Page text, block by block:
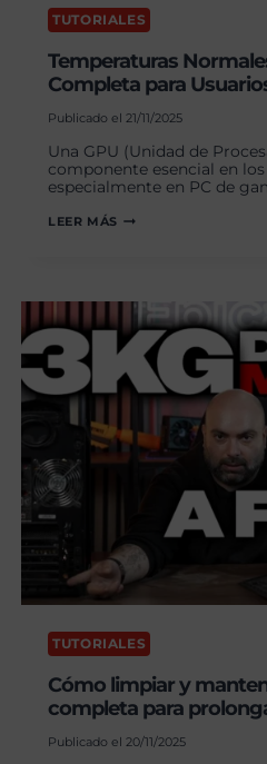
TUTORIALES
Temperaturas
Completa para
Publicado el 21/11/2025
Una GPU (Unidad de
componente esencial en
especialmente en PC de
LEER MÁSTEMPERATURAS
PARA
USUARIOS
HARDCORE
TUTORIALES
Cómo limpiar y
completa para
Publicado el 20/11/2025